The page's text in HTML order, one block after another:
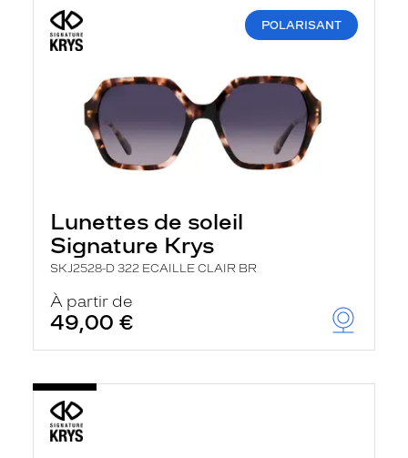
POLARISANT
Lunettes de soleil
Signature Krys
SKJ2528-D 322 ECAILLE CLAIR BR
À partir de
49,00 €